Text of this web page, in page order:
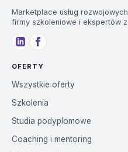
Marketplace usług
firmy szkoleniowe i ekspertów
OFERTY
Wszystkie oferty
Szkolenia
Studia podyplomowe
Coaching i mentoring